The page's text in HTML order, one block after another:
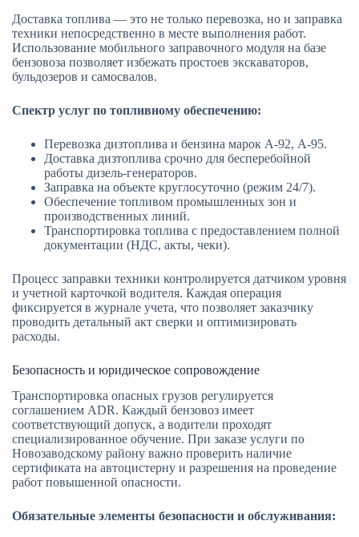
Доставка топлива — это не только перевозка, но и заправка
техники непосредственно в месте выполнения работ.
Использование мобильного заправочного модуля на базе
бензовоза позволяет избежать простоев экскаваторов,
бульдозеров и самосвалов.
Спектр услуг по топливному обеспечению:
Перевозка дизтоплива и бензина марок А-92, А-95.
Доставка дизтоплива срочно для бесперебойной
работы дизель-генераторов.
Заправка на объекте круглосуточно (режим 24/7).
Обеспечение топливом промышленных зон и
производственных линий.
Транспортировка топлива с предоставлением полной
документации (НДС, акты, чеки).
Процесс заправки техники контролируется датчиком уровня
и учетной карточкой водителя. Каждая операция
фиксируется в журнале учета, что позволяет заказчику
проводить детальный акт сверки и оптимизировать
расходы.
Безопасность и юридическое сопровождение
Транспортировка опасных грузов регулируется
соглашением ADR. Каждый бензовоз имеет
соответствующий допуск, а водители проходят
специализированное обучение. При заказе услуги по
Новозаводскому району важно проверить наличие
сертификата на автоцистерну и разрешения на проведение
работ повышенной опасности.
Обязательные элементы безопасности и обслуживания: